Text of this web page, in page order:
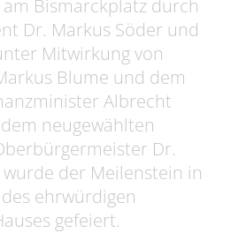
Bismarckplatz durch
Dr. Markus Söder und
Mitwirkung von
Blume und dem
Albrecht
neugewählten
Dr.
der Meilenstein in
ehrwürdigen
gefeiert.